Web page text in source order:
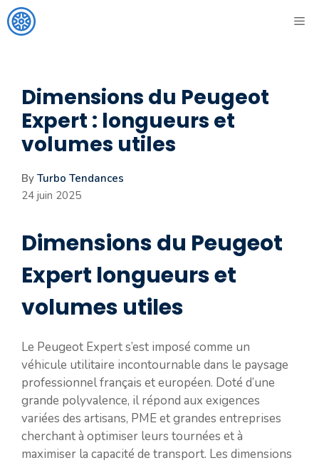
Aller
au
Dimensions du Peugeot
Expert : longueurs et
volumes utiles
By Turbo Tendances
24 juin 2025
Dimensions du Peugeot
Expert longueurs et
volumes utiles
Le Peugeot Expert s’est imposé comme un
véhicule utilitaire incontournable dans le paysage
professionnel français et européen. Doté d’une
grande polyvalence, il répond aux exigences
variées des artisans, PME et grandes entreprises
cherchant à optimiser leurs tournées et à
maximiser la capacité de transport. Les dimensions